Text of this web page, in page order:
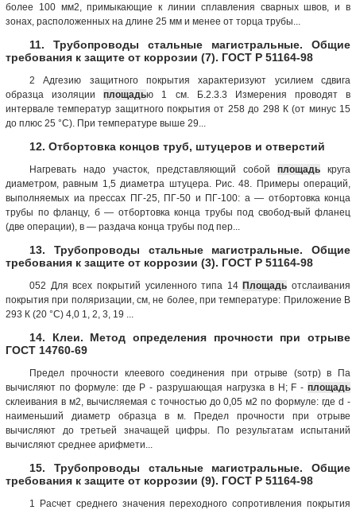
более 100 мм2, примыкающие к линии сплавления сварных швов, и в
зонах, расположенных на длине 25 мм и менее от торца трубы...
11. Трубопроводы стальные магистральные. Общие
требования к защите от коррозии (7). ГОСТ Р 51164-98
2 Адгезию защитного покрытия характеризуют усилием сдвига
образца изоляцииплощадью 1 см. Б.2.3.3 Измерения проводят в
интервале температур защитного покрытия от 258 до 298 К (от минус 15
до плюс 25 °С). При температуре выше 29...
12. Отбортовка концов труб, штуцеров и отверстий
Нагревать надо участок, представляющий собой площадь круга
диаметром, равным 1,5 диаметра штуцера. Рис. 48. Примеры операций,
выполняемых иа прессах ПГ-25, ПГ-50 и ПГ-100: а — отбортовка конца
трубы по фланцу, б — отбортовка конца трубы под свобод-вый фланец
(две операции), в — раздача конца трубы под пер...
13. Трубопроводы стальные магистральные. Общие
требования к защите от коррозии (3). ГОСТ Р 51164-98
052 Для всех покрытий усиленного типа 14Площадь отслаивания
покрытия при поляризации, см, не более, при температуре: Приложение В
293 К (20 °С) 4,0 1, 2, 3, 19 ...
14. Клеи. Метод определения прочности при отрыве
ГОСТ 14760-69
Предел прочности клеевого соединения при отрыве (sотр) в Па
вычисляют по формуле: где Р - разрушающая нагрузка в Н; F - площадь
склеивания в м2, вычисляемая с точностью до 0,05 м2 по формуле: где d -
наименьший диаметр образца в м. Предел прочности при отрыве
вычисляют до третьей значащей цифры. По результатам испытаний
вычисляют среднее арифмети...
15. Трубопроводы стальные магистральные. Общие
требования к защите от коррозии (9). ГОСТ Р 51164-98
1 Расчет среднего значения переходного сопротивления покрытия